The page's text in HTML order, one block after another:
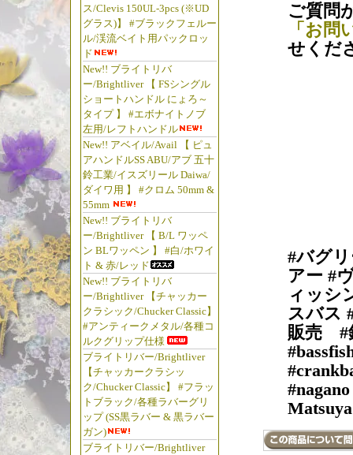
ス/Clevis 150UL-3pcs (※UD
グラス)】 #ブラックフェルー
ル/渓流ベイト用パックロッ
ド
New!! ブライトリバ
ー/Brightliver 【 FSシングル
ショートハンドル にょろ～
タイプ 】 #エボナイトノブ
左用/レフトハンドル
New!! アベイル/Avail 【 ピュ
アハンドルSS ABU/アブ 五十
鈴工業/イスズリール Daiwa/
ダイワ用 】 #クロム 50mm &
55mm
New!! ブライトリバ
ー/Brightliver 【 B/L ワッペ
ン BLワッペン 】 #白/ホワイ
ト & 赤/レッド
New!! ブライトリバ
ー/Brightliver 【チャッカー
クラシック/Chucker Classic】
#アンティークメタル/各種コ
ルクグリップ仕様
ブライトリバー/Brightliver
【チャッカークラシッ
ク/Chucker Classic】 #フラッ
トブラック/各種ラバーグリ
ップ (SS黒ラバー & 黒ラバー
ガン)
ブライトリバー/Brightliver
ご質問
「お問
せくだ
#バグ
アー #
ィッシ
スバス
販売 #
Matsuya